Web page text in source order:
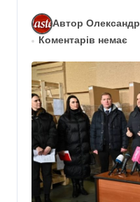
Автор Олександр
Коментарів немає